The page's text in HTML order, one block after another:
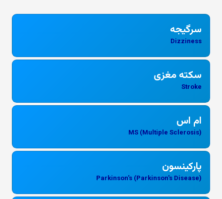
سرگیجه
Dizziness
سکته مغزی
Stroke
ام اس
MS (Multiple Sclerosis)
پارکینسون
Parkinson's (Parkinson's Disease)